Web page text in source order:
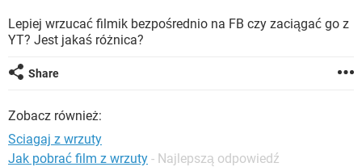
WINDOWS 10
INSTAGRAM
Lepiej wrzucać filmik bezpośrednio na FB czy zaciągać go z
YT? Jest jakaś różnica?
Share
Zobacz również:
Sciagaj z wrzuty
Jak pobrać film z wrzuty - Najlepszą odpowiedź